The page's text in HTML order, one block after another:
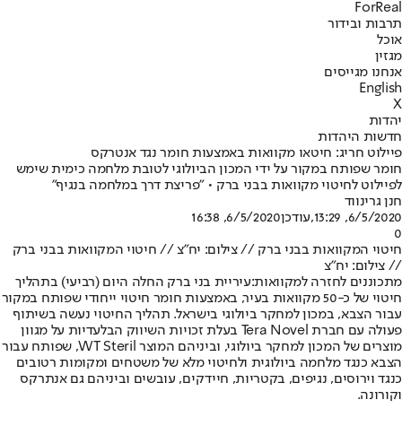
ForReal
תרבות ובידור
אוכל
מגזין
אנחנו מגייסים
English
X
יהדות
חדשות היהדות
פיילוט חריג: חיטאו מקוואות באמצעות חומר נגד אנטרקס
חומר שפותח במקור על ידי המכון הביולוגי לטובת מלחמה כימית שימש
לפיילוט לחיטוי מקוואות בבני ברק • "פריצת דרך במלחמה בנגיף"
חנן גרינווד
6/5/2020, 13:29
,עודכן6/5/2020, 16:38
0
חיטוי המקוואות בבני ברק // צילום: יח"צ // חיטוי המקוואות בבני ברק
// צילום: יח"צ
מתכוננים לחזרה למקוואות:עיריית בני ברק החלה היום (רביעי) בתהליך
חיטוי של כ-50 מקוואות בעיר, באמצעות חומר חיטוי ייחודי שפותח במקור
עבור הצבא, במכון למחקר ביולוגי בישראל. תהליך החיטוי נעשה בשיתוף
פעולה עם חברת Tera Novel בעלת זכויות השיווק הבלעדיות על מגוון
מוצרים של המכון למחקר ביולוגי, וביניהם המוצר WT Steril, שפותח עבור
הצבא כנגד מלחמה ביולוגית ולחיטוי מלא של משטחים ומקומות רטובים
כנגד וירוסים, נגיפים, בקטריות, חיידקים, עובשים וביניהם גם אנתרקס
וקורונה.